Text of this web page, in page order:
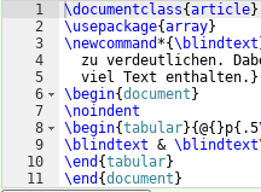
1
2
3
4
5
6
7
8
9
10
11
\documentclass{article}
\usepackage{array}
\newcommand *{\blindtext
zu verdeutlichen.
  viel Text enthalten.
}
\begin{document }
\noindent
\begin{tabular}{@{ }p{ .5
\blindtext & \blindtext
\end {tabular}
\end {document }